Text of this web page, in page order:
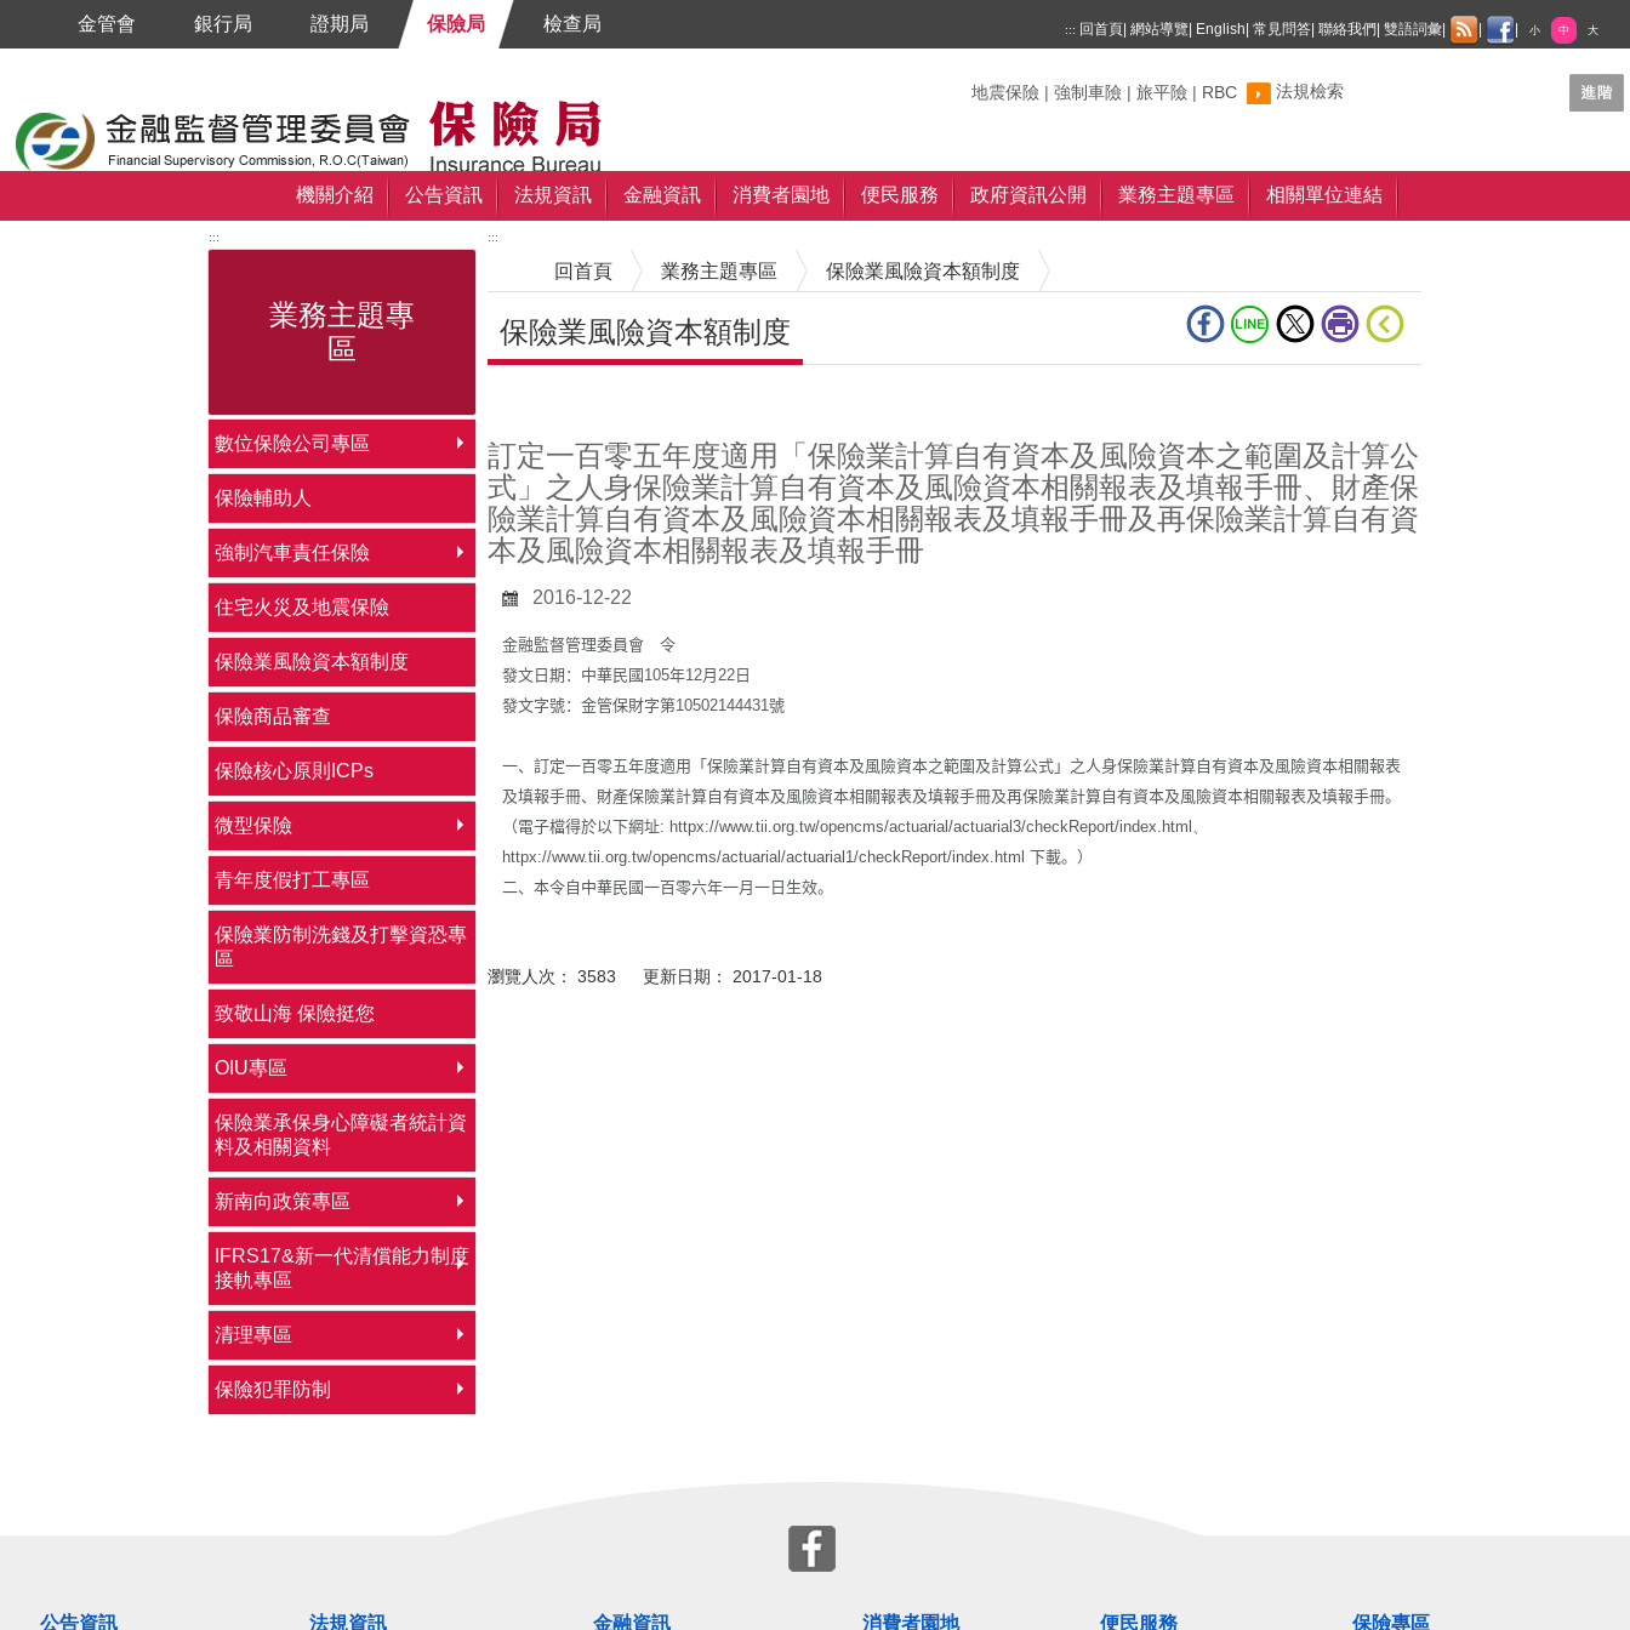
跳到主要內容區塊
金管會 銀行局 證期局 保險局 檢查局 ::: 回首頁 網站導覽 English 常見問答 聯絡我們 雙語詞彙 小 中 大
搜尋
搜尋
關鍵字
地震保險 強制車險 旅平險 RBC 法規檢索
機關介紹 公告資訊 法規資訊 金融資訊 消費者園地 便民服務 政府資訊公開 業務主題專區 相關單位連結
:::
業務主題專
區
數位保險公司專區
保險輔助人
強制汽車責任保險
住宅火災及地震保險
保險業風險資本額制度
保險商品審查
保險核心原則ICPs
微型保險
青年度假打工專區
保險業防制洗錢及打擊資恐專
區
致敬山海 保險挺您
OIU專區
保險業承保身心障礙者統計資
料及相關資料
新南向政策專區
IFRS17&新一代清償能力制度
接軌專區
清理專區
保險犯罪防制
:::
回首頁 業務主題專區 保險業風險資本額制度
保險業風險資本額制度
訂定一百零五年度適用「保險業計算自有資本及風險資本之範圍及計算公
式」之人身保險業計算自有資本及風險資本相關報表及填報手冊、財產保
險業計算自有資本及風險資本相關報表及填報手冊及再保險業計算自有資
本及風險資本相關報表及填報手冊
2016-12-22
金融監督管理委員會 令
發文日期：中華民國 105年12月 22日
發文字號：金管保財字第10502144431號
一、訂定一百零五年度適用「保險業計算自有資本及風險資本之範圍及計算公式」之人身保險業計算自有資本及風險資本相關報表
及填報手冊、財產保險業計算自有資本及風險資本相關報表及填報手冊及再保險業計算自有資本及風險資本相關報表及填報手冊。
（電子檔得於以下網址: httpx://www.tii.org.tw/opencms/actuarial/actuarial3/checkReport/index.html 、
httpx://www.tii.org.tw/opencms/actuarial/actuarial1/checkReport/index.html 下載。）
二、本令自中華民國一百零六年一月一日生效。
瀏覽人次： 3583 更新日期： 2017-01-18
公告資訊 法規資訊 金融資訊 消費者園地 便民服務 保險專區